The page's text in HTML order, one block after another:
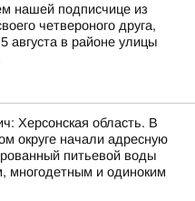
нашей подписчице из
четвероного друга,
августа в районе улицы
Херсонская область. В
округе начали адресную
питьевой воды
многодетным и одиноким